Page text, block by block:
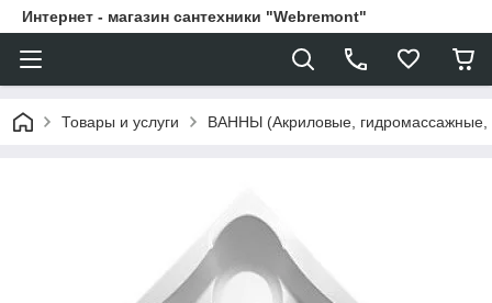
Интернет - магазин сантехники "Webremont"
Товары и услуги ВАННЫ (Акриловые,